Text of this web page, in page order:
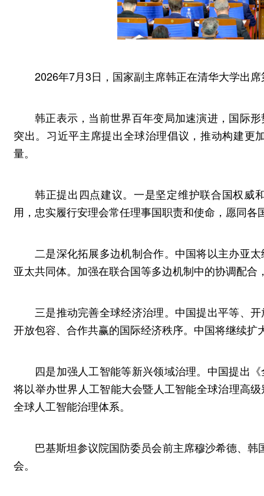
2026年7月3日，国家副主席韩正在清华大学出
韩正表示，当前世界百年变局加速演进，国际
突出。习近平主席提出全球治理倡议，推动构建
量。
韩正提出四点建议。一是坚定维护联合国权威
用，忠实履行安理会常任理事国职责和使命，愿同
二是深化拓展多边机制合作。中国将以主办亚
亚太共同体。加强在联合国等多边机制中的协调配
三是推动完善全球经济治理。中国提出平等、
开放包容、合作共赢的国际经济秩序。中国将继续
四是加强人工智能等新兴领域治理。中国提出
将以举办世界人工智能大会暨人工智能全球治理高
全球人工智能治理体系。
巴基斯坦参议院国防委员会前主席穆沙希德、
会。